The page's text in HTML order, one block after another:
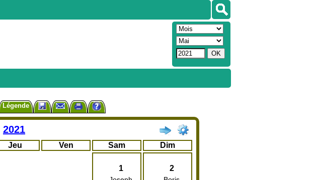
Légende
2021
Jeu Ven Sam Dim
1 2